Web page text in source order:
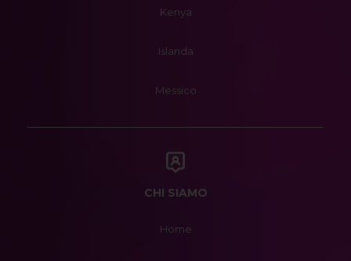
Kenya
Islanda
Messico
CHI SIAMO
Home